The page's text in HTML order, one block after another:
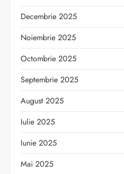
Decembrie 2025
Noiembrie 2025
Octombrie 2025
Septembrie 2025
August 2025
Iulie 2025
Iunie 2025
Mai 2025